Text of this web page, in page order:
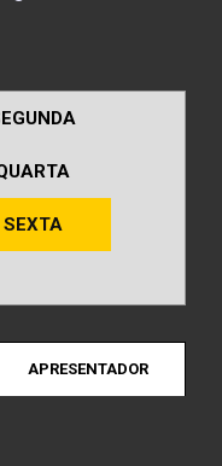
SEXTA
APRESENTADOR